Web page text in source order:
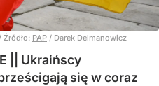
/ Źródło: PAP / Darek Delmanowicz
|| Ukraińscy
się w coraz